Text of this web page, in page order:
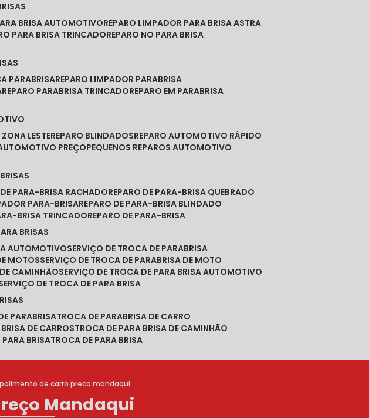
BRISA AUTOMOTIVO REPARO LIMPADOR PARA BRISA ASTRA
PARA BRISA TRINCADO REPARO NO PARA BRISA
PARABRISA REPARO LIMPADOR PARABRISA
REPARO PARABRISA TRINCADO REPARO EM PARABRISA
LESTE REPARO BLINDADOS REPARO AUTOMOTIVO RÁPIDO
AUTOMOTIVO PREÇO PEQUENOS REPAROS AUTOMOTIVO
DE PARA-BRISA RACHADO REPARO DE PARA-BRISA QUEBRADO
PARA-BRISA REPARO DE PARA-BRISA BLINDADO
BRISA TRINCADO REPARO DE PARA-BRISA
BRISAS
AUTOMOTIVO SERVIÇO DE TROCA DE PARABRISA
MOTOS SERVIÇO DE TROCA DE PARABRISA DE MOTO
CAMINHÃO SERVIÇO DE TROCA DE PARA BRISA AUTOMOTIVO
SERVIÇO DE TROCA DE PARA BRISA
PARABRISA TROCA DE PARABRISA DE CARRO
BRISA DE CARROS TROCA DE PARA BRISA DE CAMINHÃO
PARA BRISA TROCA DE PARA BRISA
polimento de carro preco mandaqui
Mandaqui